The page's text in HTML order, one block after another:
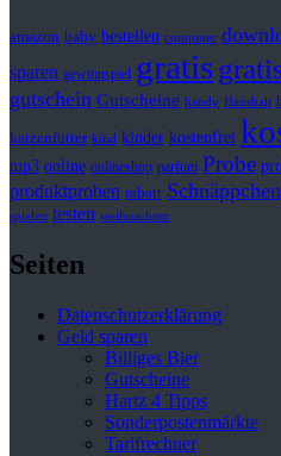
amazon baby bestellen computer
sparen gewinnspiel gratis
gutschein Gutscheine handy Haushalt
katzenfutter kind kinder kostenfrei
mp3 online onlineshop parfum Probe
produktproben rabatt Schnäppchen
spielen testen weihnachten
Seiten
Datenschutzerklärung
Geld sparen
Billiges Bier
Gutscheine
Hartz 4 Tipps
Sonderpostenmärkte
Tarifrechner